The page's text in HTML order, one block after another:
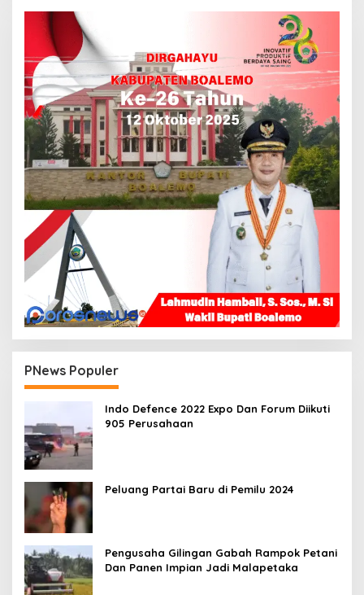
PNews Populer
Indo Defence 2022 Expo Dan Forum Diikuti
905 Perusahaan
Peluang Partai Baru di Pemilu 2024
Pengusaha Gilingan Gabah Rampok Petani
Dan Panen Impian Jadi Malapetaka